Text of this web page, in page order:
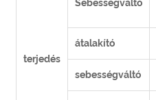
terjedés
Sebességváltó
átalakító
sebességváltó